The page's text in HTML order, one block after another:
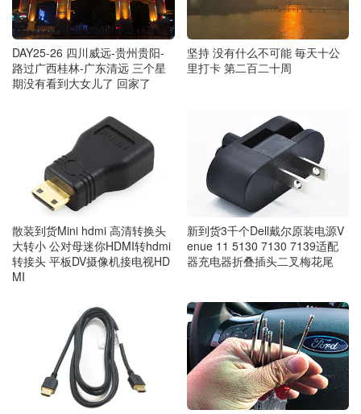
DAY25-26 四川威远-贵州贵阳-
路过广西桂林-广东清远 三个星
期没有看到大女儿了 回家了
坚持 没有什么不可能 毎天十公
里打卡 第二百二十周
散装到货Mini hdmi 高清转换头
大转小 公对母迷你HDMI转hdmi
转接头 平板DV摄像机接电视HD
MI
新到货3千个Dell戴尔原装电源V
enue 11 5130 7130 7139适配
器充电器折叠插头二叉梅花尾